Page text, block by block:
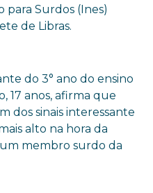
para Surdos (Ines)
de Libras.
do 3° ano do ensino
17 anos, afirma que
dos sinais interessante
alto na hora da
membro surdo da